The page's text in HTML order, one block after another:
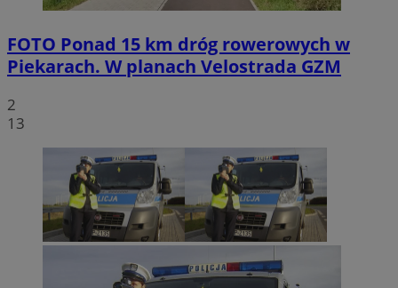
FOTO Ponad 15 km dróg rowerowych w
Piekarach. W planach Velostrada GZM
2
13